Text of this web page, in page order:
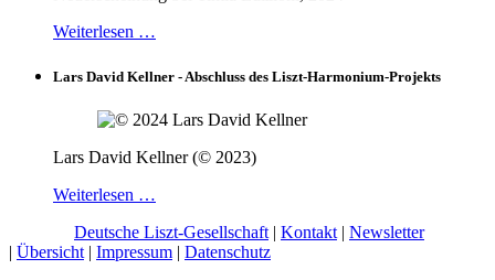
Weiterlesen …
Lars David Kellner - Abschluss des Liszt-Harmonium-Projekts
Lars David Kellner (© 2023)
Weiterlesen …
Deutsche Liszt-Gesellschaft| Kontakt| Newsletter
| Übersicht| Impressum | Datenschutz